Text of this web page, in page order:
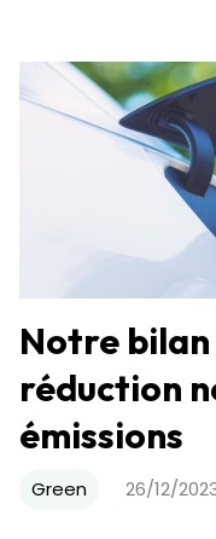
Notre bilan
réduction
émissions
Green 26/12/